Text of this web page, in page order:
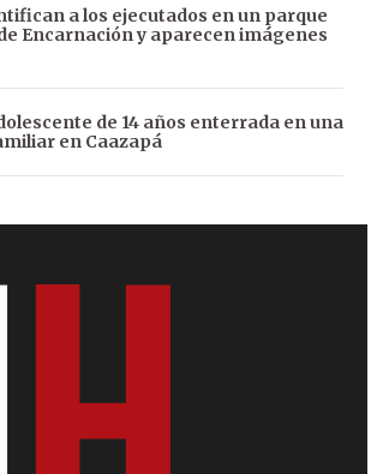
a los ejecutados en un parque
Encarnación y aparecen imágenes
de 14 años enterrada en una
en Caazapá